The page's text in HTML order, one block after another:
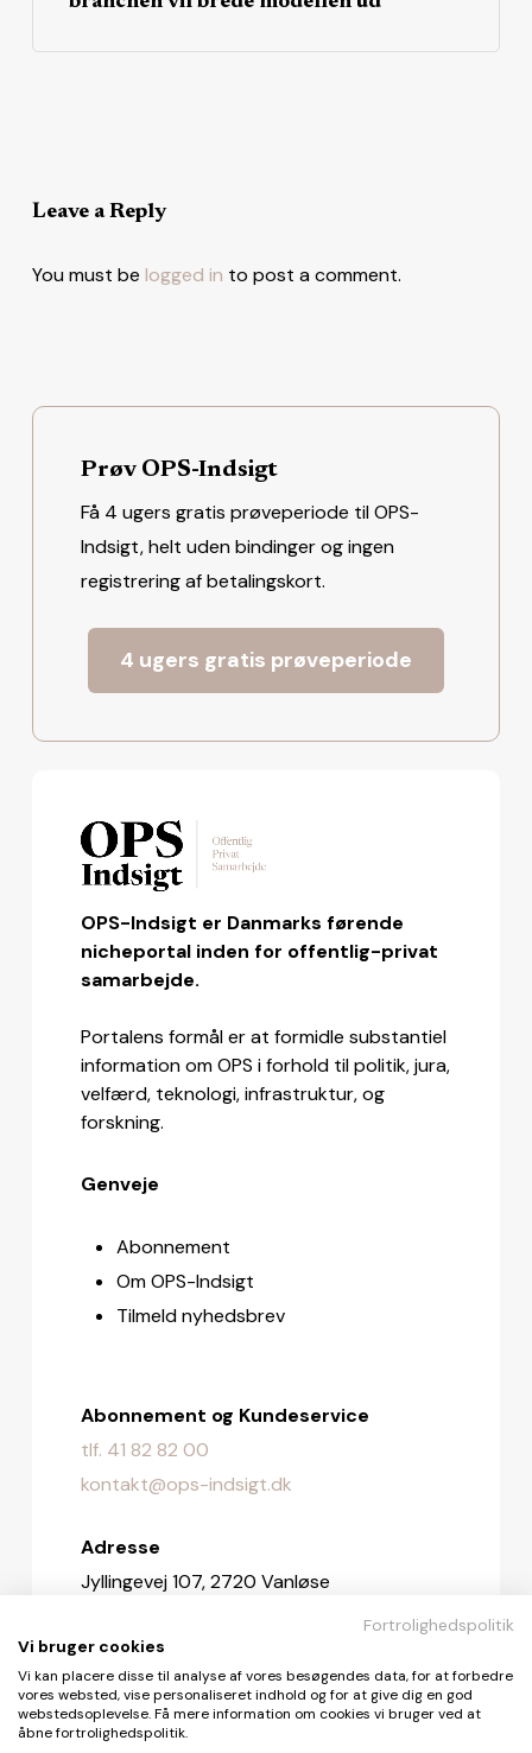
Leave a Reply
You must be logged in to post a comment.
Prøv OPS-Indsigt
Få 4 ugers gratis prøveperiode til OPS-
Indsigt, helt uden bindinger og ingen
registrering af betalingskort.
4 ugers gratis prøveperiode
OPS-Indsigt er Danmarks førende
nicheportal inden for offentlig-privat
samarbejde.
Portalens formål er at formidle substantiel
information om OPS i forhold til politik, jura,
velfærd, teknologi, infrastruktur, og
forskning.
Genveje
Abonnement
Om OPS-Indsigt
Tilmeld nyhedsbrev
Abonnement og Kundeservice
tlf. 41 82 82 00
kontakt@ops-indsigt.dk
Adresse
Jyllingevej 107, 2720 Vanløse
Redaktionen
redaktionen@ops-indsigt.dk
Fortrolighedspolitik
Vi bruger cookies
Vi kan placere disse til analyse af vores besøgendes data, for at forbedre
vores websted, vise personaliseret indhold og for at give dig en god
webstedsoplevelse. Få mere information om cookies vi bruger ved at
åbne fortrolighedspolitik.